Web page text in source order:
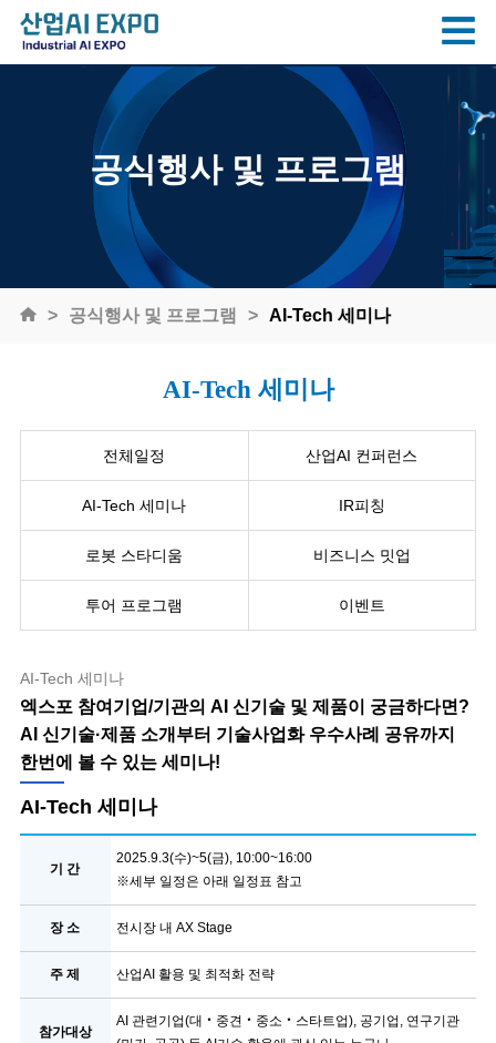
공식행사 및 프로그램
공식행사 및 프로그램 AI-Tech 세미나
AI-Tech 세미나
전체일정 산업AI 컨퍼런스
AI-Tech 세미나 IR피칭
로봇 스타디움 비즈니스 밋업
투어 프로그램 이벤트
AI-Tech 세미나
엑스포 참여기업/기관의 AI 신기술 및 제품이 궁금하다면?
AI 신기술·제품 소개부터 기술사업화 우수사례 공유까지
한번에 볼 수 있는 세미나!
AI-Tech 세미나
기 간
2025.9.3(수)~5(금), 10:00~16:00
※세부 일정은 아래 일정표 참고
장 소 전시장 내 AX Stage
주 제 산업AI 활용 및 최적화 전략
참가대상
AI 관련기업(대‧중견‧중소‧스타트업), 공기업, 연구기관